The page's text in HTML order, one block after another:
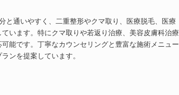
と通いやすく、二重整形やクマ取り、医療脱毛、医療
います。特にクマ取りや若返り治療、美容皮膚科治療
能です。丁寧なカウンセリングと豊富な施術メニュー
ンを提案しています。